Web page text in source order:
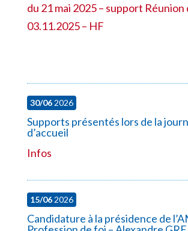
du 21 mai 2025 – support Réunion
03.11.2025 – HF
30/062026
Supports présentés lors de la
d’accueil
Infos
15/062026
Candidature à la présidence de